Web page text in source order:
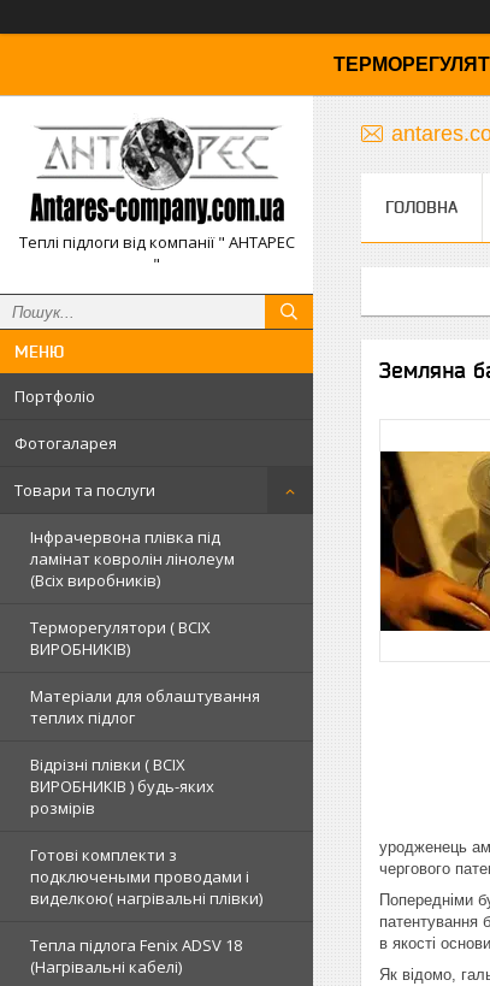
Теплі підлоги від компанії " АНТАРЕС
"
Портфоліо
Фотогаларея
Товари та послуги
Інфрачервона плівка під
ламінат ковролін лінолеум
(Всіх виробників)
Терморегулятори ( ВСІХ
ВИРОБНИКІВ)
Матеріали для облаштування
теплих підлог
Відрізні плівки ( ВСІХ
ВИРОБНИКІВ ) будь-яких
розмірів
Готові комплекти з
подключеными проводами і
виделкою( нагрівальні плівки)
Тепла підлога Fenix ADSV 18
(Нагрівальні кабелі)
ГОЛОВНА
Земляна
уродженець
чергового
Попередніми
патентування
в якості
Як відомо,